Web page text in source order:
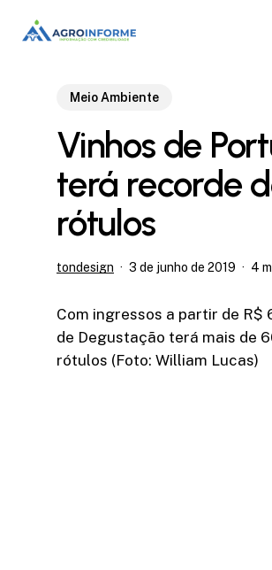
Meio Ambiente
Vinhos de
terá recorde
rótulos
tondesign 3 de junho de 2019 4
Com ingressos a partir de R$
de Degustação terá mais de
rótulos (Foto: William Lucas)